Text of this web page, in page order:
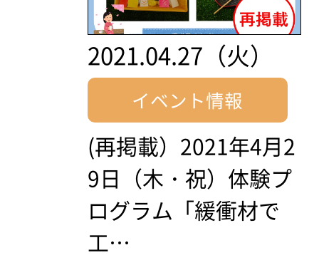
2021.04.27（火）
イベント情報
(再掲載）2021年4月2
9日（木・祝）体験プ
ログラム「緩衝材で
工…